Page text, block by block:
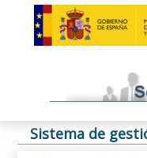
Sistema de